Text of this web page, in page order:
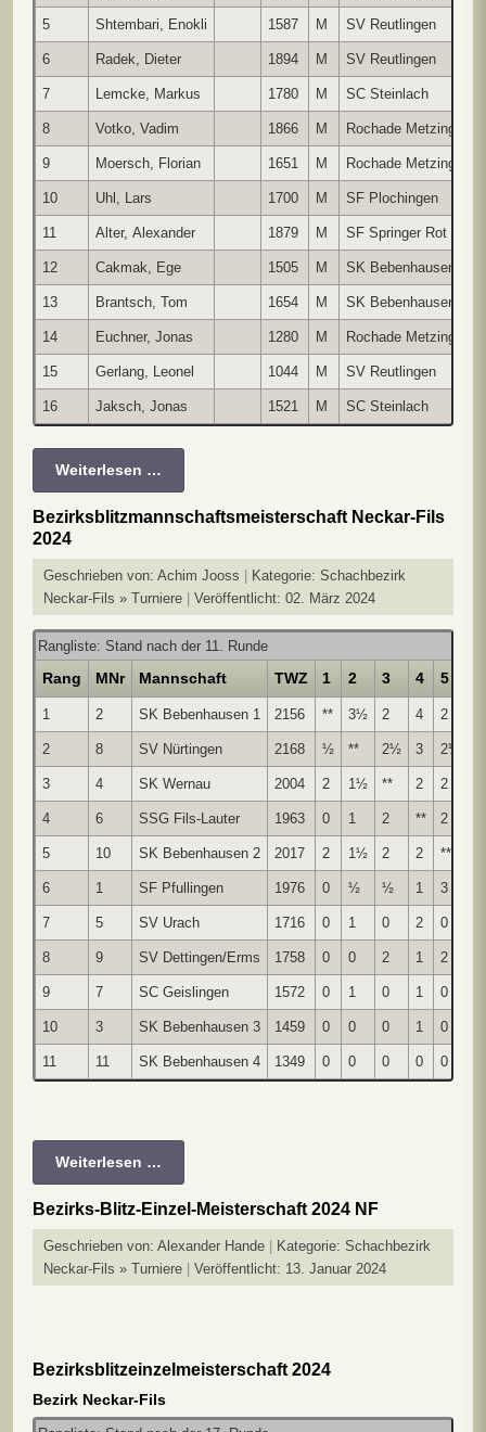
5 Shtembari, Enokli 1587 M SV Reutlingen
6 Radek, Dieter 1894 M SV Reutlingen
7 Lemcke, Markus 1780 M SC Steinlach
8 Votko, Vadim 1866 M Rochade Metzing
9 Moersch, Florian 1651 M Rochade Metzing
10 Uhl, Lars 1700 M SF Plochingen
11 Alter, Alexander 1879 M SF Springer Rot
12 Cakmak, Ege 1505 M SK Bebenhausen
13 Brantsch, Tom 1654 M SK Bebenhausen
14 Euchner, Jonas 1280 M Rochade Metzing
15 Gerlang, Leonel 1044 M SV Reutlingen
16 Jaksch, Jonas 1521 M SC Steinlach
Weiterlesen …
Bezirksblitzmannschaftsmeisterschaft Neckar-Fils
2024
Geschrieben von: Achim Jooss Kategorie: Schachbezirk
Neckar-Fils » Turniere
Veröffentlicht: 02. März 2024
Rangliste: Stand nach der 11. Runde
Rang MNr Mannschaft TWZ 1 2 3 4 5
1 2 SK Bebenhausen 1 2156 ** 3½ 2 4 2
2 8 SV Nürtingen 2168 ½ ** 2½ 3 2½
3 4 SK Wernau 2004 2 1½ ** 2 2
4 6 SSG Fils-Lauter 1963 0 1 2 ** 2
5 10 SK Bebenhausen 2 2017 2 1½ 2 2 **
6 1 SF Pfullingen 1976 0 ½ ½ 1 3
7 5 SV Urach 1716 0 1 0 2 0
8 9 SV Dettingen/Erms 1758 0 0 2 1 2
9 7 SC Geislingen 1572 0 1 0 1 0
10 3 SK Bebenhausen 3 1459 0 0 0 1 0
11 11 SK Bebenhausen 4 1349 0 0 0 0 0
Weiterlesen …
Bezirks-Blitz-Einzel-Meisterschaft 2024 NF
Geschrieben von: Alexander Hande Kategorie: Schachbezirk
Neckar-Fils » Turniere
Veröffentlicht: 13. Januar 2024
Bezirksblitzeinzelmeisterschaft 2024
Bezirk Neckar-Fils